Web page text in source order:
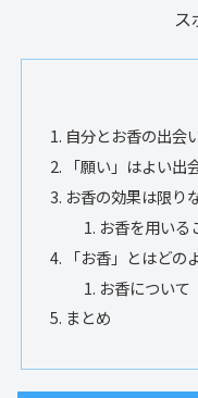
ス
自分とお香の出会
「願い」はよい出
お香の効果は限り
お香を用いる
「お香」とはど
お香について
まとめ